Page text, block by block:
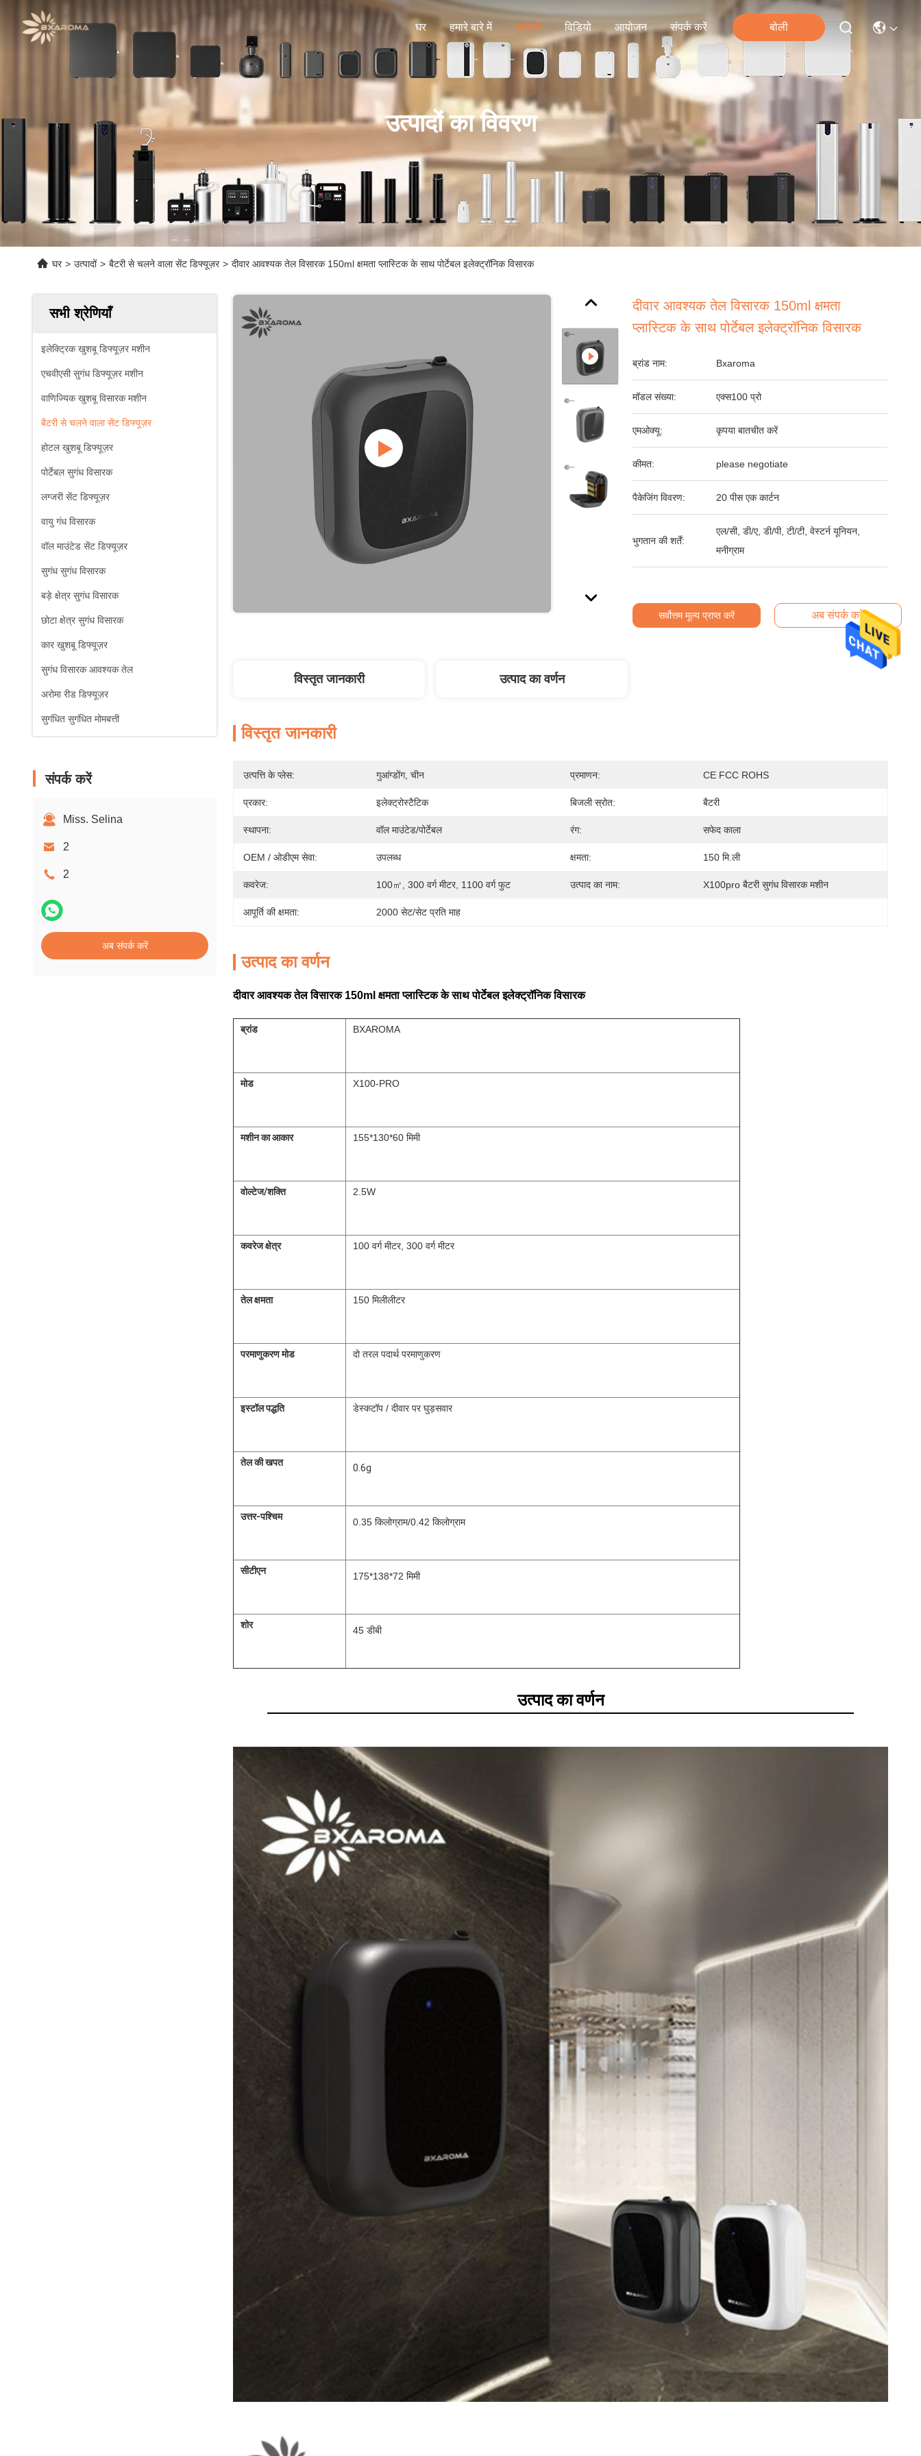
घर हमारे बारे में उत्पादों विडियो आयोजन संपर्क करें बोली
उत्पादों का विवरण
घर > उत्पादों > बैटरी से चलने वाला सेंट डिफ्यूज़र > दीवार आवश्यक तेल विसारक 150ml क्षमता प्लास्टिक के साथ पोर्टेबल इलेक्ट्रॉनिक विसारक
सभी श्रेणियाँ
इलेक्ट्रिक खुशबू डिफ्यूज़र मशीन
एचवीएसी सुगंध डिफ्यूज़र मशीन
वाणिज्यिक खुशबू विसारक मशीन
बैटरी से चलने वाला सेंट डिफ्यूज़र
होटल खुशबू डिफ्यूज़र
पोर्टेबल सुगंध विसारक
लग्जरी सेंट डिफ्यूज़र
वायु गंध विसारक
वॉल माउंटेड सेंट डिफ्यूज़र
सुगंध सुगंध विसारक
बड़े क्षेत्र सुगंध विसारक
छोटा क्षेत्र सुगंध विसारक
कार खुशबू डिफ्यूज़र
सुगंध विसारक आवश्यक तेल
अरोमा रीड डिफ्यूज़र
सुगंधित सुगंधित मोमबत्ती
संपर्क करें
Miss. Selina
2
2
अब संपर्क करें
दीवार आवश्यक तेल विसारक 150ml क्षमता
प्लास्टिक के साथ पोर्टेबल इलेक्ट्रॉनिक विसारक
ब्रांड नाम: Bxaroma
मॉडल संख्या: एक्स100 प्रो
एमओक्यू: कृपया बातचीत करें
कीमत: please negotiate
पैकेजिंग विवरण: 20 पीस एक कार्टन
भुगतान की शर्तें:
एल/सी, डी/ए, डी/पी, टी/टी, वेस्टर्न यूनियन,
मनीग्राम
सर्वोत्तम मूल्य प्राप्त करें अब संपर्क करें
विस्तृत जानकारी उत्पाद का वर्णन
विस्तृत जानकारी
उत्पत्ति के प्लेस: गुआंग्डोंग, चीन प्रमाणन: CE FCC ROHS
प्रकार: इलेक्ट्रोस्टैटिक बिजली स्रोत: बैटरी
स्थापना: वॉल माउंटेड/पोर्टेबल रंग: सफेद काला
OEM / ओडीएम सेवा: उपलब्ध क्षमता: 150 मि.ली
कवरेज: 100㎡, 300 वर्ग मीटर, 1100 वर्ग फुट उत्पाद का नाम: X100pro बैटरी सुगंध विसारक मशीन
आपूर्ति की क्षमता: 2000 सेट/सेट प्रति माह
उत्पाद का वर्णन
दीवार आवश्यक तेल विसारक 150ml क्षमता प्लास्टिक के साथ पोर्टेबल इलेक्ट्रॉनिक विसारक
ब्रांड BXAROMA
मोड X100-PRO
मशीन का आकार 155*130*60 मिमी
वोल्टेज/शक्ति 2.5W
कवरेज क्षेत्र 100 वर्ग मीटर, 300 वर्ग मीटर
तेल क्षमता 150 मिलीलीटर
परमाणुकरण मोड दो तरल पदार्थ परमाणुकरण
इस्टॉल पद्धति डेस्कटॉप / दीवार पर घुड़सवार
तेल की खपत 0.6g
उत्तर-पश्चिम 0.35 किलोग्राम/0.42 किलोग्राम
सीटीएन 175*138*72 मिमी
शोर 45 डीबी
उत्पाद का वर्णन